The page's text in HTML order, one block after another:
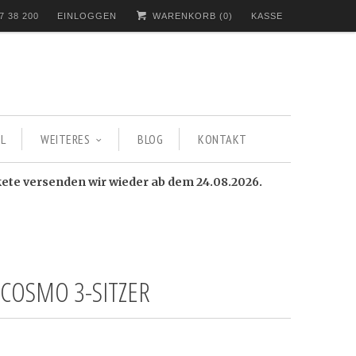
38 200 EINLOGGEN WARENKORB (0) KASSE
WEITERES BLOG KONTAKT
versenden wir wieder ab dem 24.08.2026.
3-SITZER